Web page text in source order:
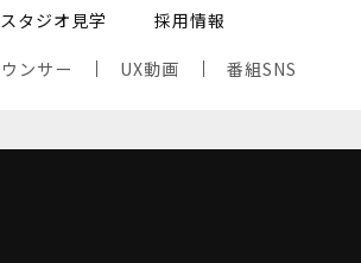
タジオ見学 採用情報
ンサー UX動画 番組SNS